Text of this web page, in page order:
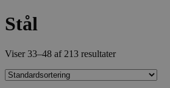
Stål
Viser 33–48 af 213 resultater